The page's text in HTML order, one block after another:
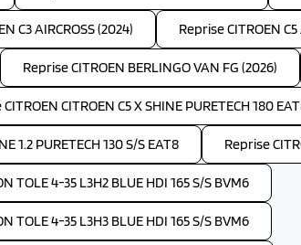
C3 AIRCROSS (2024) Reprise CITROEN C5
Reprise CITROEN BERLINGO VAN FG (2026)
CITROEN C5 X SHINE PURETECH 180
1.2 PURETECH 130 S/S EAT8 Reprise
TOLE 4-35 L3H2 BLUE HDI 165 S/S BVM6
TOLE 4-35 L3H3 BLUE HDI 165 S/S BVM6